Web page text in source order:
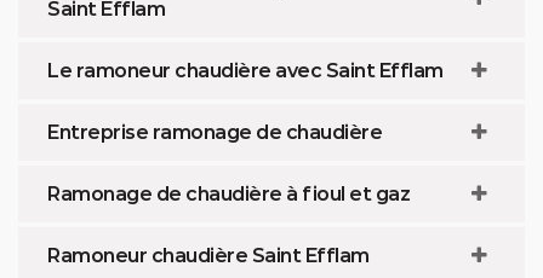
Saint Efflam
Le ramoneur chaudière avec Saint Efflam
Entreprise ramonage de chaudière
Ramonage de chaudière à fioul et gaz
Ramoneur chaudière Saint Efflam